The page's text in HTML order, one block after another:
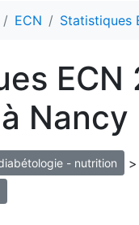
ECN Statistiques
Nancy
- nutrition >